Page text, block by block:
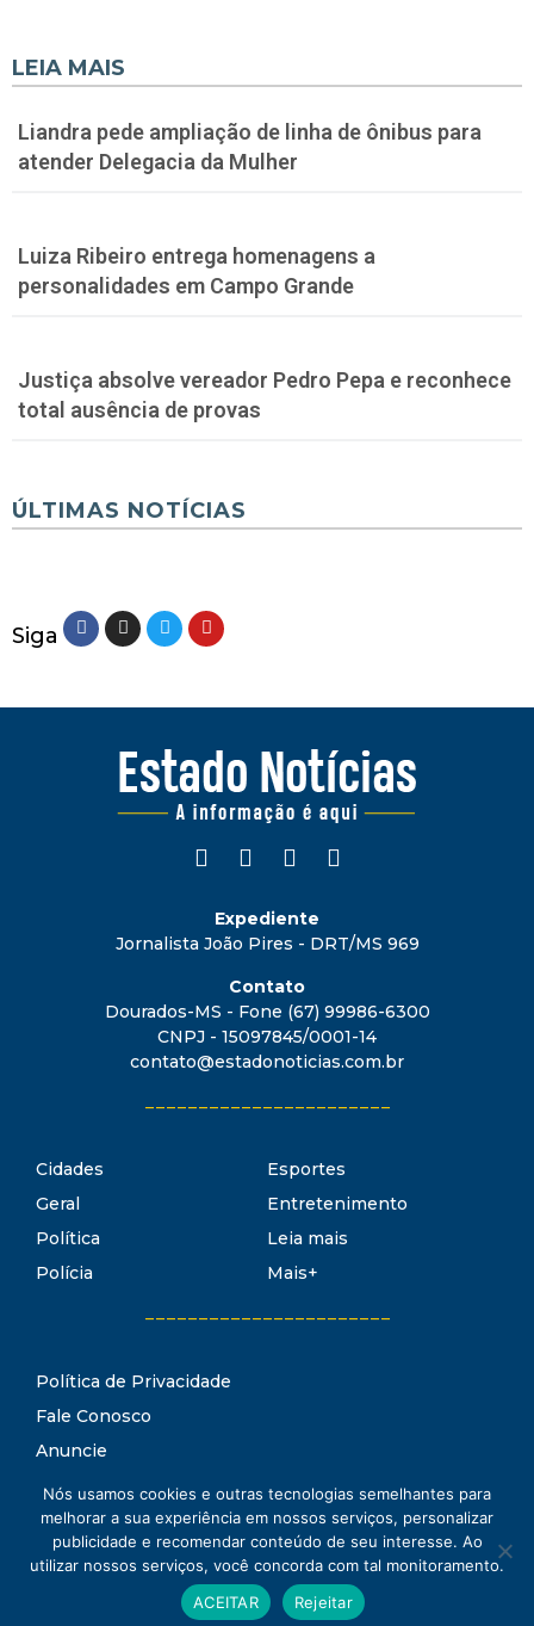
LEIA MAIS
Liandra pede ampliação de linha de ônibus para
atender Delegacia da Mulher
Luiza Ribeiro entrega homenagens a
personalidades em Campo Grande
Justiça absolve vereador Pedro Pepa e reconhece
total ausência de provas
ÚLTIMAS NOTÍCIAS
Siga
Expediente
Jornalista João Pires - DRT/MS 969
Contato
Dourados-MS - Fone (67) 99986-6300
CNPJ - 15097845/0001-14
contato@estadonoticias.com.br
Cidades
Geral
Política
Polícia
Esportes
Entretenimento
Leia mais
Mais+
Política de Privacidade
Fale Conosco
Anuncie
Termos de Uso
Conheça oEstado Notícias
www.estadonoticias.com.br © 2021 Estado Notícias - Todos os
direitos reservados.
Nós usamos cookies e outras tecnologias semelhantes para
melhorar a sua experiência em nossos serviços, personalizar
publicidade e recomendar conteúdo de seu interesse. Ao
utilizar nossos serviços, você concorda com tal monitoramento.
ACEITAR
Rejeitar